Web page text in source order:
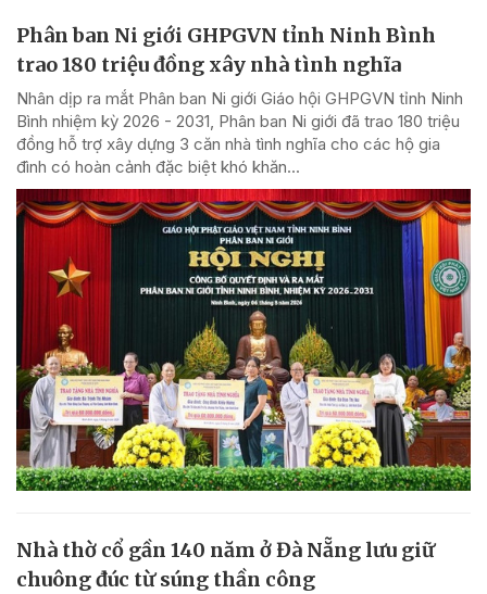
Phân ban Ni giới GHPGVN tỉnh Ninh Bình
trao 180 triệu đồng xây nhà tình nghĩa
Nhân dịp ra mắt Phân ban Ni giới Giáo hội GHPGVN tỉnh Ninh
Bình nhiệm kỳ 2026 - 2031, Phân ban Ni giới đã trao 180 triệu
đồng hỗ trợ xây dựng 3 căn nhà tình nghĩa cho các hộ gia
đình có hoàn cảnh đặc biệt khó khăn...
Nhà thờ cổ gần 140 năm ở Đà Nẵng lưu giữ
chuông đúc từ súng thần công